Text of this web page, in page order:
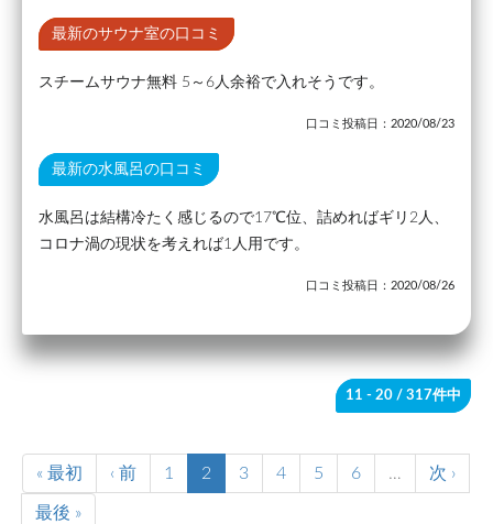
最新のサウナ室の口コミ
スチームサウナ無料 5～6人余裕で入れそうです。
口コミ投稿日：2020/08/23
最新の水風呂の口コミ
水風呂は結構冷たく感じるので17℃位、詰めればギリ2人、
コロナ渦の現状を考えれば1人用です。
口コミ投稿日：2020/08/26
11 - 20 / 317件中
« 最初 ‹ 前 1 2 3 4 5 6 … 次 ›
最後 »